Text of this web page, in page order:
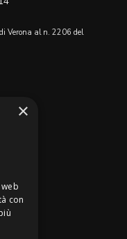
Verona al n. 2206 del
×
con